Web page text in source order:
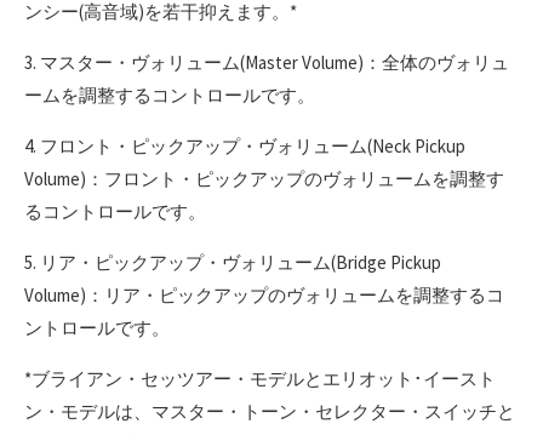
ンシー(高音域)を若干抑えます。*
3. マスター・ヴォリューム(Master Volume)：全体のヴォリュ
ームを調整するコントロールです。
4. フロント・ピックアップ・ヴォリューム(Neck Pickup
Volume)：フロント・ピックアップのヴォリュームを調整す
るコントロールです。
5. リア・ピックアップ・ヴォリューム(Bridge Pickup
Volume)：リア・ピックアップのヴォリュームを調整するコ
ントロールです。
*ブライアン・セッツアー・モデルとエリオット･イースト
ン・モデルは、マスター・トーン・セレクター・スイッチと